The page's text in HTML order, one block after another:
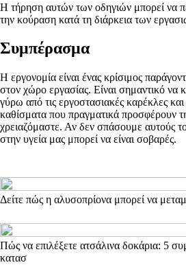
Η τήρηση αυτών των οδηγιών μπορεί να
την κούραση κατά τη διάρκεια των
Συμπέρασμα
Η εργονομία είναι ένας κρίσιμος
στον χώρο εργασίας. Είναι σημαντικό να
γύρω από τις εργοστασιακές καρέκλες
καθίσματα που πραγματικά προσφέρουν
χρειαζόμαστε. Αν δεν σπάσουμε αυτούς
στην υγεία μας μπορεί να είναι σοβαρές.
Δείτε πώς η αλυσοπρίονα μπορεί να
Πώς να επιλέξετε ατσάλινα δοκάρια: 5
κατασ